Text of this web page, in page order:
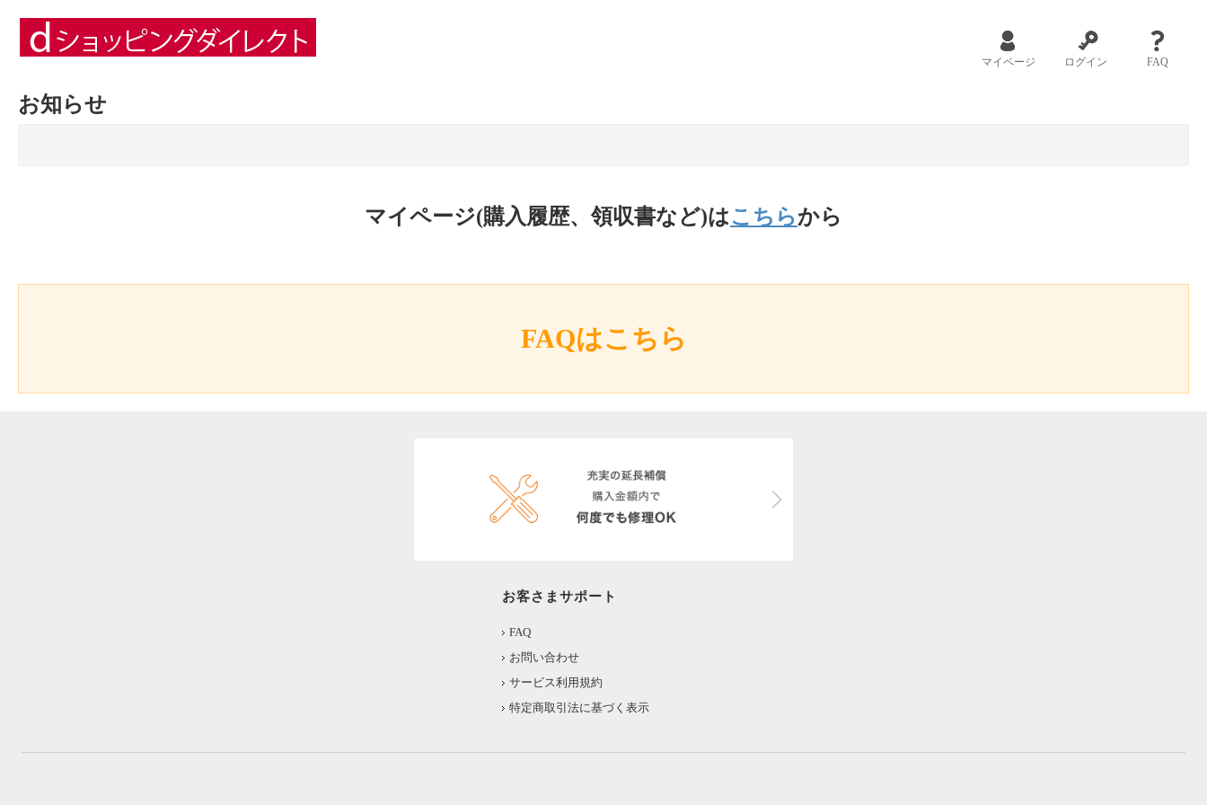
マイページ ログイン FAQ
お知らせ
マイページ(購入履歴、領収書など)はこちらから
FAQはこちら
お客さまサポート
FAQ
お問い合わせ
サービス利用規約
特定商取引法に基づく表示